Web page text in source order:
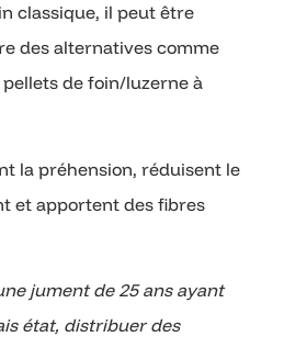
classique, il peut être
des alternatives comme
de foin/luzerne à
la préhension, réduisent le
et apportent des fibres
jument de 25 ans ayant
état, distribuer des